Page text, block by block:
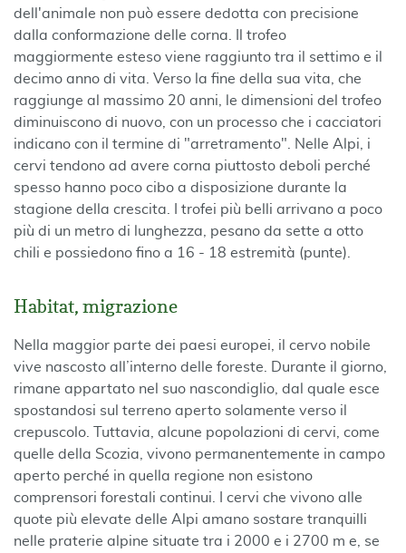
dell'animale non può essere dedotta con precisione
dalla conformazione delle corna. Il trofeo
maggiormente esteso viene raggiunto tra il settimo e il
decimo anno di vita. Verso la fine della sua vita, che
raggiunge al massimo 20 anni, le dimensioni del trofeo
diminuiscono di nuovo, con un processo che i cacciatori
indicano con il termine di "arretramento". Nelle Alpi, i
cervi tendono ad avere corna piuttosto deboli perché
spesso hanno poco cibo a disposizione durante la
stagione della crescita. I trofei più belli arrivano a poco
più di un metro di lunghezza, pesano da sette a otto
chili e possiedono fino a 16 - 18 estremità (punte).
Habitat, migrazione
Nella maggior parte dei paesi europei, il cervo nobile
vive nascosto all’interno delle foreste. Durante il giorno,
rimane appartato nel suo nascondiglio, dal quale esce
spostandosi sul terreno aperto solamente verso il
crepuscolo. Tuttavia, alcune popolazioni di cervi, come
quelle della Scozia, vivono permanentemente in campo
aperto perché in quella regione non esistono
comprensori forestali continui. I cervi che vivono alle
quote più elevate delle Alpi amano sostare tranquilli
nelle praterie alpine situate tra i 2000 e i 2700 m e, se